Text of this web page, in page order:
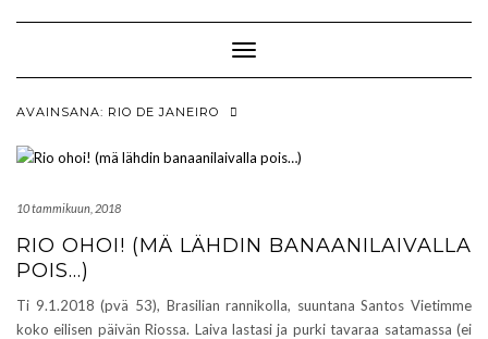
Toggle Navigation
AVAINSANA: RIO DE JANEIRO
10 tammikuun, 2018
RIO OHOI! (MÄ LÄHDIN BANAANILAIVALLA
POIS…)
Ti 9.1.2018 (pvä 53), Brasilian rannikolla, suuntana Santos Vietimme
koko eilisen päivän Riossa. Laiva lastasi ja purki tavaraa satamassa (ei